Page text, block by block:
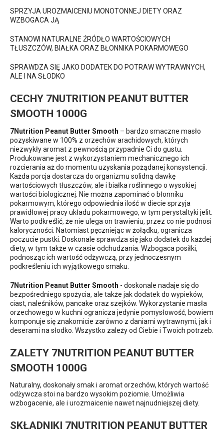
SPRZYJA UROZMAICENIU MONOTONNEJ DIETY ORAZ
WZBOGACA JĄ
STANOWI NATURALNE ŹRÓDŁO WARTOŚCIOWYCH
TŁUSZCZÓW, BIAŁKA ORAZ BŁONNIKA POKARMOWEGO
SPRAWDZA SIĘ JAKO DODATEK DO POTRAW WYTRAWNYCH,
ALE I NA SŁODKO
CECHY 7NUTRITION PEANUT BUTTER
SMOOTH 1000G
7Nutrition Peanut Butter Smooth – bardzo smaczne masło
pozyskiwane w 100% z orzechów arachidowych, których
niezwykły aromat z pewnością przypadnie Ci do gustu.
Produkowane jest z wykorzystaniem mechanicznego ich
rozcierania aż do momentu uzyskania pożądanej konsystencji.
Każda porcja dostarcza do organizmu solidną dawkę
wartościowych tłuszczów, ale i białka roślinnego o wysokiej
wartości biologicznej. Nie można zapominać o błonniku
pokarmowym, którego odpowiednia ilość w diecie sprzyja
prawidłowej pracy układu pokarmowego, w tym perystaltyki jelit.
Warto podkreślić, że nie ulega on trawieniu, przez co nie podnosi
kaloryczności. Natomiast pęczniejąc w żołądku, ogranicza
poczucie pustki. Doskonale sprawdza się jako dodatek do każdej
diety, w tym także w czasie odchudzania. Wzbogaca posiłki,
podnosząc ich wartość odżywczą, przy jednoczesnym
podkreśleniu ich wyjątkowego smaku.
7Nutrition Peanut Butter Smooth - doskonale nadaje się do
bezpośredniego spożycia, ale także jak dodatek do wypieków,
ciast, naleśników, pancake oraz szejków. Wykorzystanie masła
orzechowego w kuchni ogranicza jedynie pomysłowość, bowiem
komponuje się znakomicie zarówno z daniami wytrawnymi, jak i
deserami na słodko. Wszystko zależy od Ciebie i Twoich potrzeb.
ZALETY 7NUTRITION PEANUT BUTTER
SMOOTH 1000G
Naturalny, doskonały smak i aromat orzechów, których wartość
odżywcza stoi na bardzo wysokim poziomie. Umożliwia
wzbogacenie, ale i urozmaicenie nawet najnudniejszej diety.
SKŁADNIKI 7NUTRITION PEANUT BUTTER